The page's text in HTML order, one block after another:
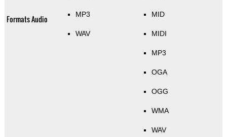
Formats Audio MP3
WAV
MID
MIDI
MP3
OGA
OGG
WMA
WAV